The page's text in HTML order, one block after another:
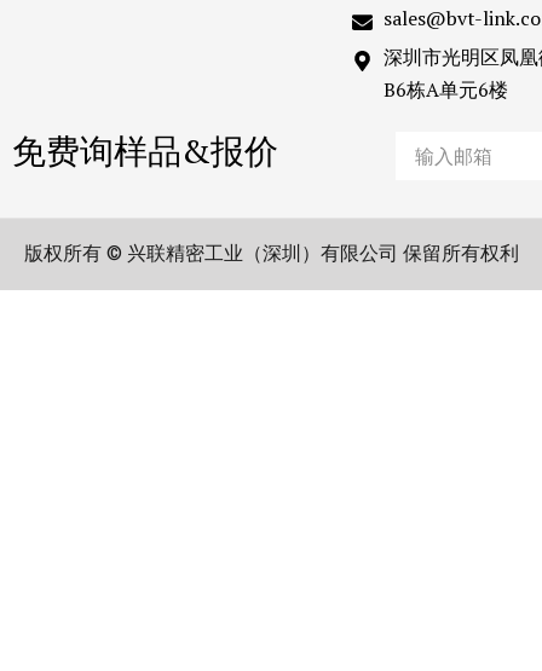
sales@bvt-
深圳市光明区凤
B6栋A单元6楼
免费询样品&报价
版权所有 © 兴联精密工业（深圳）有限公司 保留所有权利